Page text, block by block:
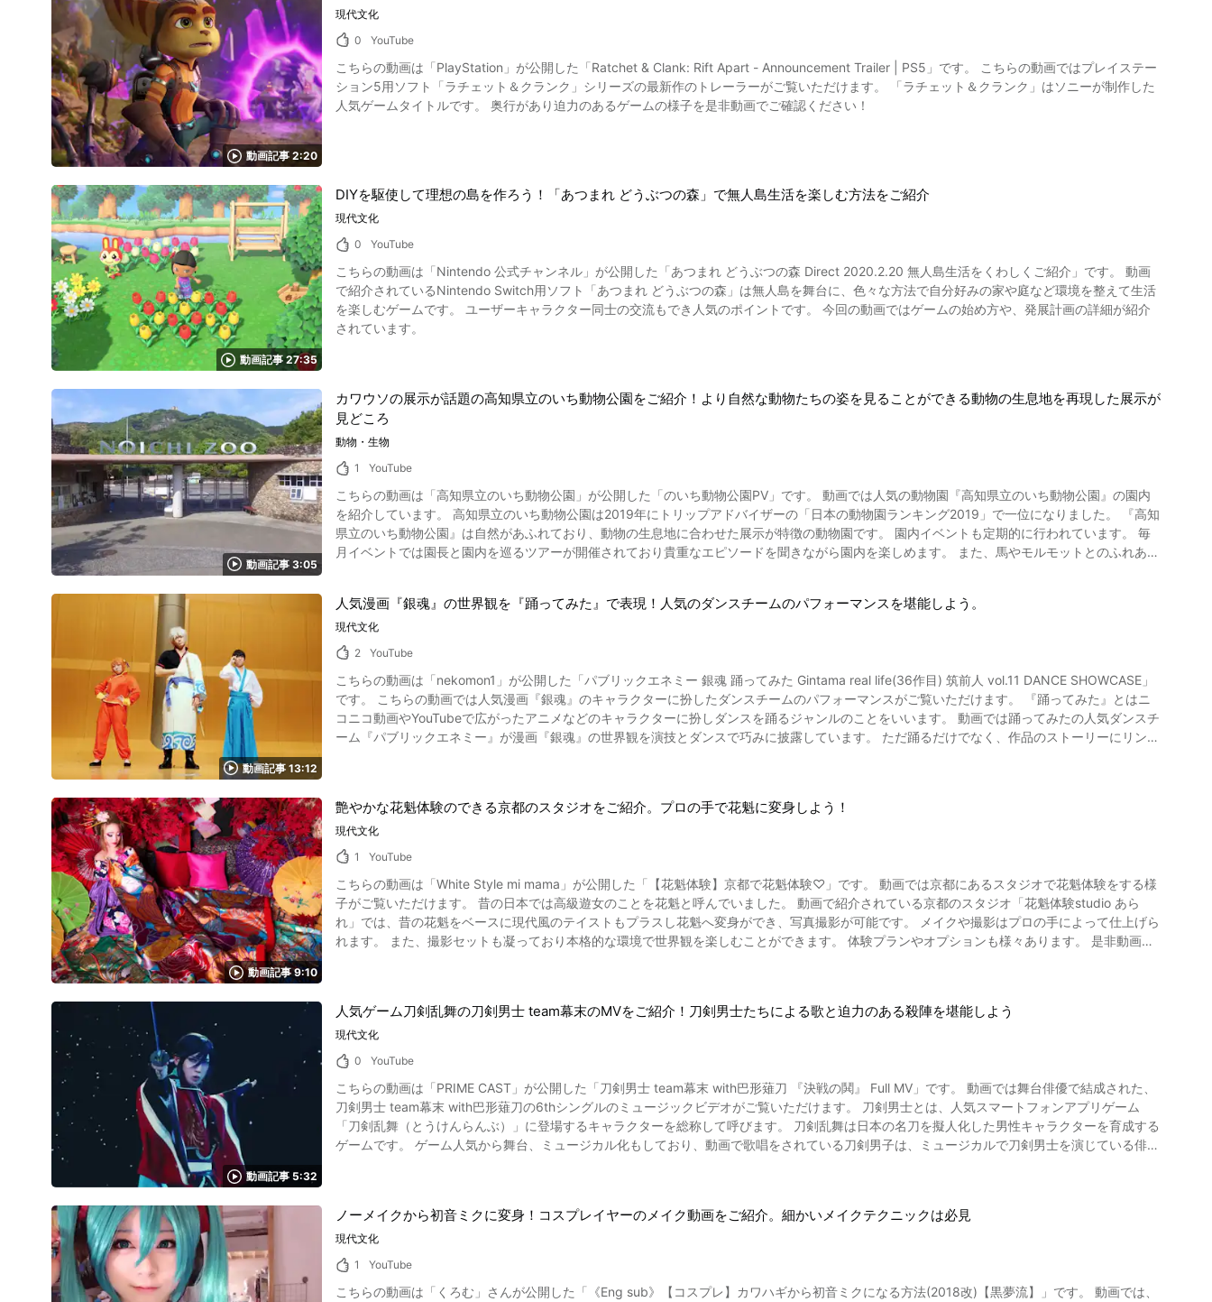
動画記事 2:20
現代文化
0
YouTube
こちらの動画は「PlayStation」が公開した「Ratchet & Clank: Rift Apart - Announcement Trailer | PS5」です。 こちらの動画ではプレイステー
ション5用ソフト「ラチェット＆クランク」シリーズの最新作のトレーラーがご覧いただけます。 「ラチェット＆クランク」はソニーが制作した
人気ゲームタイトルです。 奥行があり迫力のあるゲームの様子を是非動画でご確認ください！
動画記事 27:35
DIYを駆使して理想の島を作ろう！「あつまれ どうぶつの森」で無人島生活を楽しむ方法をご紹介
現代文化
0
YouTube
こちらの動画は「Nintendo 公式チャンネル」が公開した「あつまれ どうぶつの森 Direct 2020.2.20 無人島生活をくわしくご紹介」です。 動画
で紹介されているNintendo Switch用ソフト「あつまれ どうぶつの森」は無人島を舞台に、色々な方法で自分好みの家や庭など環境を整えて生活
を楽しむゲームです。 ユーザーキャラクター同士の交流もでき人気のポイントです。 今回の動画ではゲームの始め方や、発展計画の詳細が紹介
されています。
動画記事 3:05
カワウソの展示が話題の高知県立のいち動物公園をご紹介！より自然な動物たちの姿を見ることができる動物の生息地を再現した展示が
見どころ
動物・生物
1
YouTube
こちらの動画は「高知県立のいち動物公園」が公開した「のいち動物公園PV」です。 動画では人気の動物園『高知県立のいち動物公園』の園内
を紹介しています。 高知県立のいち動物公園は2019年にトリップアドバイザーの「日本の動物園ランキング2019」で一位になりました。 『高知
県立のいち動物公園』は自然があふれており、動物の生息地に合わせた展示が特徴の動物園です。 園内イベントも定期的に行われています。 毎
月イベントでは園長と園内を巡るツアーが開催されており貴重なエピソードを聞きながら園内を楽しめます。 また、馬やモルモットとのふれあい
動画記事 13:12
人気漫画『銀魂』の世界観を『踊ってみた』で表現！人気のダンスチームのパフォーマンスを堪能しよう。
現代文化
2
YouTube
こちらの動画は「nekomon1」が公開した「パブリックエネミー 銀魂 踊ってみた Gintama real life(36作目) 筑前人 vol.11 DANCE SHOWCASE」
です。 こちらの動画では人気漫画『銀魂』のキャラクターに扮したダンスチームのパフォーマンスがご覧いただけます。 『踊ってみた』とはニ
コニコ動画やYouTubeで広がったアニメなどのキャラクターに扮しダンスを踊るジャンルのことをいいます。 動画では踊ってみたの人気ダンスチ
ーム『パブリックエネミー』が漫画『銀魂』の世界観を演技とダンスで巧みに披露しています。 ただ踊るだけでなく、作品のストーリーにリンク
動画記事 9:10
艶やかな花魁体験のできる京都のスタジオをご紹介。プロの手で花魁に変身しよう！
現代文化
1
YouTube
こちらの動画は「White Style mi mama」が公開した「【花魁体験】京都で花魁体験♡」です。 動画では京都にあるスタジオで花魁体験をする様
子がご覧いただけます。 昔の日本では高級遊女のことを花魁と呼んでいました。 動画で紹介されている京都のスタジオ「花魁体験studio あら
れ」では、昔の花魁をベースに現代風のテイストもプラスし花魁へ変身ができ、写真撮影が可能です。 メイクや撮影はプロの手によって仕上げら
れます。 また、撮影セットも凝っており本格的な環境で世界観を楽しむことができます。 体験プランやオプションも様々あります。 是非動画で
動画記事 5:32
人気ゲーム刀剣乱舞の刀剣男士 team幕末のMVをご紹介！刀剣男士たちによる歌と迫力のある殺陣を堪能しよう
現代文化
0
YouTube
こちらの動画は「PRIME CAST」が公開した「刀剣男士 team幕末 with巴形薙刀 『決戦の鬨』 Full MV」です。 動画では舞台俳優で結成された、
刀剣男士 team幕末 with巴形薙刀の6thシングルのミュージックビデオがご覧いただけます。 刀剣男士とは、人気スマートフォンアプリゲーム
「刀剣乱舞（とうけんらんぶ）」に登場するキャラクターを総称して呼びます。 刀剣乱舞は日本の名刀を擬人化した男性キャラクターを育成する
ゲームです。 ゲーム人気から舞台、ミュージカル化もしており、動画で歌唱をされている刀剣男子は、ミュージカルで刀剣男士を演じている俳優
ノーメイクから初音ミクに変身！コスプレイヤーのメイク動画をご紹介。細かいメイクテクニックは必見
現代文化
1
YouTube
こちらの動画は「くろむ」さんが公開した「《Eng sub》【コスプレ】カワハギから初音ミクになる方法(2018改)【黒夢流】」です。 動画では、